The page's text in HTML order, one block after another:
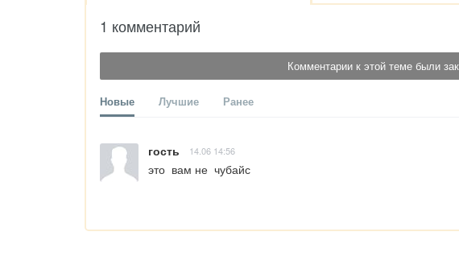
1 комментарий
Комментарии к этой теме были
Новые Лучшие Ранее
гость 14.06 14:56
это  вам не  чубайс